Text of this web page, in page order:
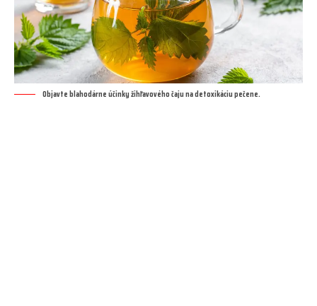
Objavte blahodárne účinky žihľavového čaju na detoxikáciu pečene.